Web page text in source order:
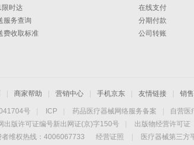
限时达
服务查询
费收取标准
在线支付
分期付款
公司转账
商家帮助 营销中心 手机京东 友情链接 销
号 ICP 药品医疗器械网络服务备案 自营医
出版许可证编号新出网证(京)字150号
出版物经营许可证
者维权热线：4006067733 经营证照 医疗器械第三方